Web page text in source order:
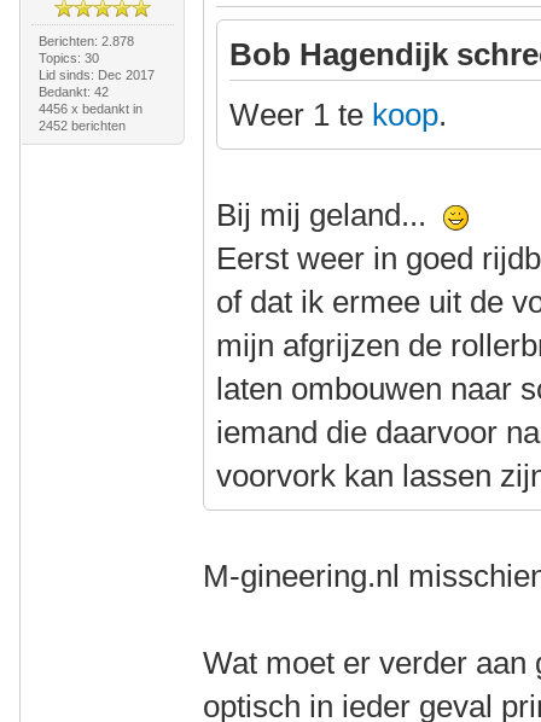
Berichten: 2.878
Topics: 30
Lid sinds: Dec 2017
Bedankt: 42
4456 x bedankt in
2452 berichten
Bob Hagendijk
Weer 1 te koop.
Bij mij geland...
Eerst weer in goed
of dat ik ermee uit de
mijn afgrijzen de
laten ombouwen naar
iemand die daarvoor
voorvork kan lassen
M-gineering.nl
Wat moet er verder aan
optisch in ieder geval